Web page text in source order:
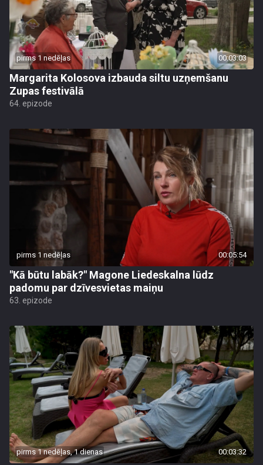
pirms 1 nedēļas 00:03:03
Margarita Kolosova izbauda siltu uzņemšanu
Zupas festivālā
64. epizode
pirms 1 nedēļas 00:05:54
"Kā būtu labāk?" Magone Liedeskalna lūdz
padomu par dzīvesvietas maiņu
63. epizode
pirms 1 nedēļas, 1 dienas 00:03:32